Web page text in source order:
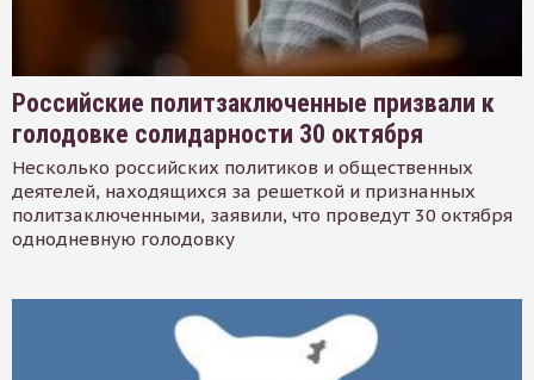
Российские политзаключенные призвали к
голодовке солидарности 30 октября
Несколько российских политиков и общественных
деятелей, находящихся за решеткой и признанных
политзаключенными, заявили, что проведут 30 октября
однодневную голодовку